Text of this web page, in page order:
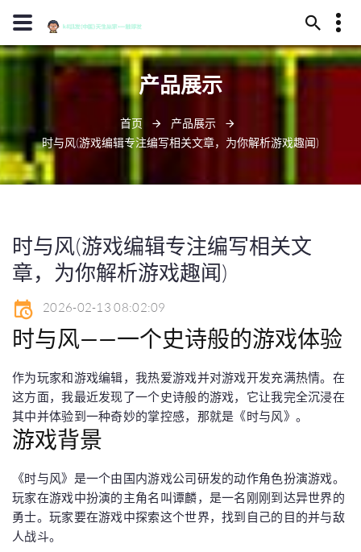
13594780092
永安市干夸谷218号
产品展示
首页
产品展示
时与风(游戏编辑专注编写相关文章，为你解析游戏趣闻)
时与风(游戏编辑专注编写相关文
章，为你解析游戏趣闻)
2026-02-13 08:02:09
时与风——一个史诗般的游戏体验
作为玩家和游戏编辑，我热爱游戏并对游戏开发充满热情。在
这方面，我最近发现了一个史诗般的游戏，它让我完全沉浸在
其中并体验到一种奇妙的掌控感，那就是《时与风》。
游戏背景
《时与风》是一个由国内游戏公司研发的动作角色扮演游戏。
玩家在游戏中扮演的主角名叫谭麟，是一名刚刚到达异世界的
勇士。玩家要在游戏中探索这个世界，找到自己的目的并与敌
人战斗。